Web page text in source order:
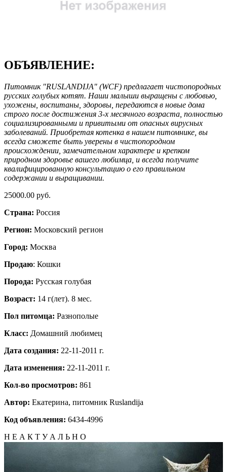
ОБЪЯВЛЕНИЕ:
Питомник "RUSLANDIJA" (WCF) предлагает чистопородных
русских голубых котят. Наши малыши выращены с любовью,
ухожены, воспитаны, здоровы, передаются в новые дома
строго после достижения 3-х месячного возраста, полностью
социализированными и привитыми от опасных вирусных
заболеваний. Приобретая котенка в нашем питомнике, вы
всегда сможете быть уверены в чистопородном
происхождении, замечательном характере и крепком
природном здоровье вашего любимца, и всегда получите
квалифицированную консультацию о его правильном
содержании и выращивании.
25000.00 руб.
Страна: Россия
Регион: Московский регион
Город: Москва
Продаю: Кошки
Порода: Русская голубая
Возраст: 14 г(лет). 8 мес.
Пол питомца: Разнополые
Класс: Домашний любимец
Дата создания: 22-11-2011 г.
Дата изменения: 22-11-2011 г.
Кол-во просмотров: 861
Автор: Екатерина, питомник Ruslandija
Код объявления: 6434-4996
Н Е А К Т У А Л Ь Н О